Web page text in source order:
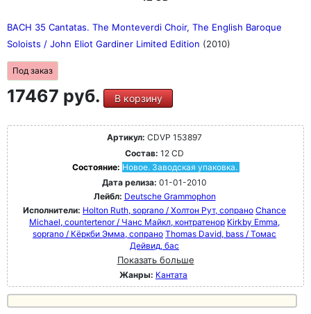
BACH 35 Cantatas. The Monteverdi Choir, The English Baroque
Soloists / John Eliot Gardiner Limited Edition (2010)
Под заказ
17467 руб. В корзину
Артикул: CDVP 153897
Состав: 12 CD
Состояние: Новое. Заводская упаковка.
Дата релиза: 01-01-2010
Лейбл: Deutsche Grammophon
Исполнители: Holton Ruth, soprano / Холтон Рут, сопрано Chance
Michael, countertenor / Чанс Майкл, контратенор Kirkby Emma,
soprano / Кёркби Эмма, сопрано Thomas David, bass / Томас
Дейвид, бас
Показать больше
Жанры: Кантата